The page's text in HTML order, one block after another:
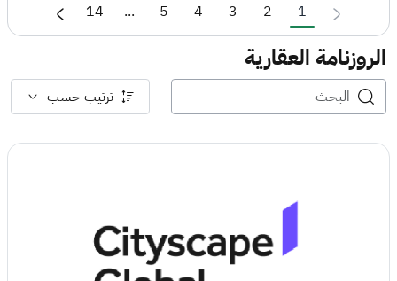
1
2
3
4
5
...
14
الروزنامة العقارية
ترتيب حسب